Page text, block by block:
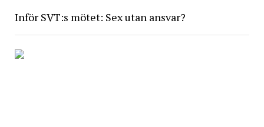
Inför SVT:s mötet: Sex utan ansvar?